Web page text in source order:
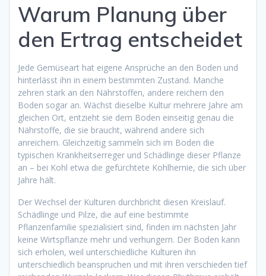
Warum Planung über
den Ertrag entscheidet
Jede Gemüseart hat eigene Ansprüche an den Boden und
hinterlässt ihn in einem bestimmten Zustand. Manche
zehren stark an den Nährstoffen, andere reichern den
Boden sogar an. Wächst dieselbe Kultur mehrere Jahre am
gleichen Ort, entzieht sie dem Boden einseitig genau die
Nährstoffe, die sie braucht, während andere sich
anreichern. Gleichzeitig sammeln sich im Boden die
typischen Krankheitserreger und Schädlinge dieser Pflanze
an – bei Kohl etwa die gefürchtete Kohlhernie, die sich über
Jahre hält.
Der Wechsel der Kulturen durchbricht diesen Kreislauf.
Schädlinge und Pilze, die auf eine bestimmte
Pflanzenfamilie spezialisiert sind, finden im nächsten Jahr
keine Wirtspflanze mehr und verhungern. Der Boden kann
sich erholen, weil unterschiedliche Kulturen ihn
unterschiedlich beanspruchen und mit ihren verschieden tief